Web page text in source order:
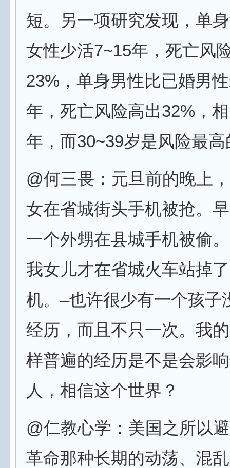
短。另一项研究发现，单
女性少活7~15年，死亡风
23%，单身男性比已婚男
年，死亡风险高出32%，
年，而30~39岁是风险最
@何三畏：元旦前的晚上
女在省城街头手机被抢。
一个外甥在县城手机被偷
我女儿才在省城火车站掉
机。–也许很少有一个孩子
经历，而且不只一次。我
样普遍的经历是不是会影
人，相信这个世界？
@仁教心学：美国之所以
革命那种长期的动荡、混